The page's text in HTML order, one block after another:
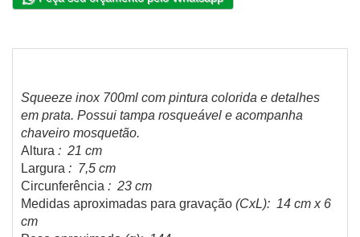
Squeeze inox 700ml com pintura colorida e detalhes
em prata. Possui tampa rosqueável e acompanha
chaveiro mosquetão.
Altura : 21 cm
Largura : 7,5 cm
Circunferência : 23 cm
Medidas aproximadas para gravação (CxL): 14 cm x 6
cm